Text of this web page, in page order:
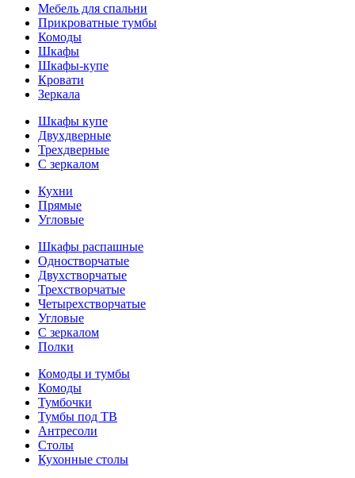
Мебель для спальни
Прикроватные тумбы
Комоды
Шкафы
Шкафы-купе
Кровати
Зеркала
Шкафы купе
Двухдверные
Трехдверные
С зеркалом
Кухни
Прямые
Угловые
Шкафы распашные
Одностворчатые
Двухстворчатые
Трехстворчатые
Четырехстворчатые
Угловые
С зеркалом
Полки
Комоды и тумбы
Комоды
Тумбочки
Тумбы под ТВ
Антресоли
Столы
Кухонные столы